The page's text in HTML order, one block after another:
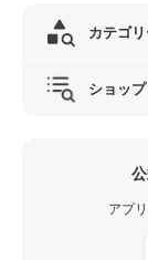
カテゴ
ショッ
アプ